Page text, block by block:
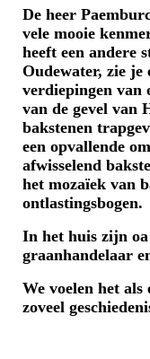
De heer
vele mooie
heeft een
Oudewater, zie je
verdiepingen van
van de gevel van
bakstenen
een opvallende
afwisselend
het mozaïek van
ontlastingsbogen.
In het huis zijn oa
graanhandelaar
We voelen het
zoveel